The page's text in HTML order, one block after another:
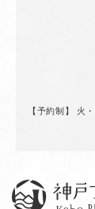
【予約制】